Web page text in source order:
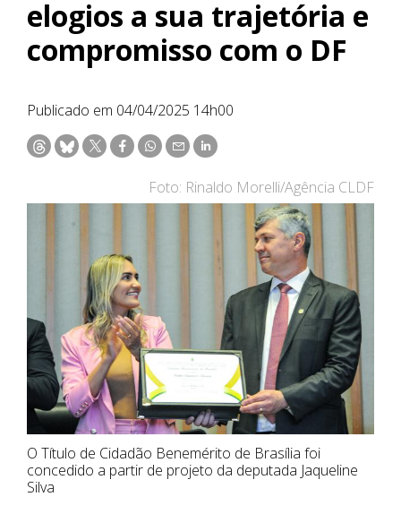
elogios a sua trajetória e
compromisso com o DF
Publicado em 04/04/2025 14h00
Foto: Rinaldo Morelli/Agência CLDF
O Título de Cidadão Benemérito de Brasília foi
concedido a partir de projeto da deputada Jaqueline
Silva